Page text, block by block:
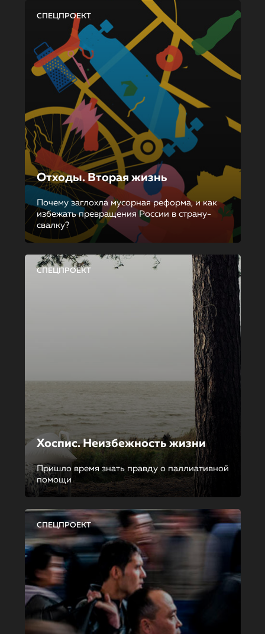
СПЕЦПРОЕКТ
Отходы. Вторая жизнь
Почему заглохла мусорная реформа, и как
избежать превращения России в страну-
свалку?
СПЕЦПРОЕКТ
Хоспис. Неизбежность жизни
Пришло время знать правду о паллиативной
помощи
СПЕЦПРОЕКТ